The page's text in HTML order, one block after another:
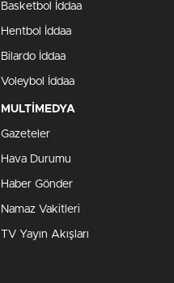
Basketbol İddaa
Hentbol İddaa
Bilardo İddaa
Voleybol İddaa
MULTİMEDYA
Gazeteler
Hava Durumu
Haber Gönder
Namaz Vakitleri
TV Yayın Akışları